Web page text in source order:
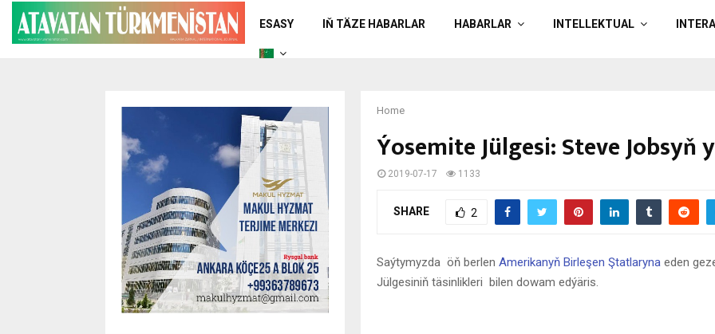
ESASY IŇ TÄZE HABARLAR HABARLAR INTELLEKTUAL
Home
Ýosemite Jülgesi: Steve Jobsyň
2019-07-17 1133
SHARE 2
Saýtymyzda öň berlen Amerikanyň Birleşen Ştatlaryna eden
Jülgesiniň täsinlikleri bilen dowam edýäris.